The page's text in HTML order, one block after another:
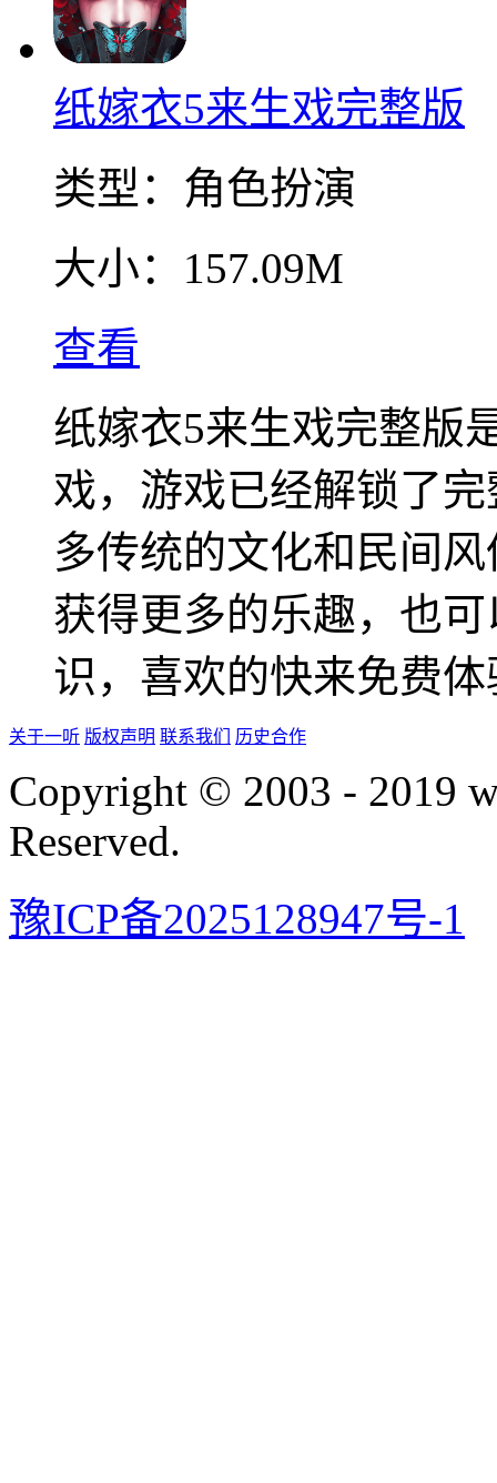
纸嫁衣5来生戏完整版
类型： 角色扮演
大小： 157.09M
查看
纸嫁衣5来生戏完整版
戏，游戏已经解锁了
多传统的文化和民间
获得更多的乐趣，也
识，喜欢的快来免费
关于一听 版权声明 联系我们 历史合作
Copyright © 2003 - 2019
Reserved.
豫ICP备2025128947号-1